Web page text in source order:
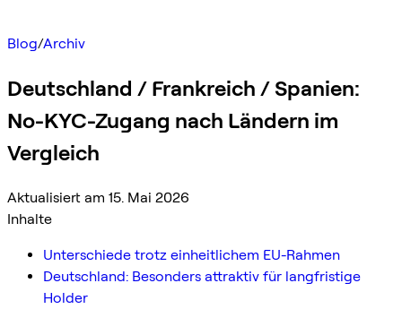
Blog/Archiv
Deutschland / Frankreich / Spanien:
No-KYC-Zugang nach Ländern im
Vergleich
Aktualisiert am 15. Mai 2026
Inhalte
Unterschiede trotz einheitlichem EU-Rahmen
Deutschland: Besonders attraktiv für langfristige
Holder